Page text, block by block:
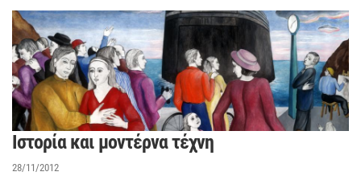
Ιστορία και μοντέρνα τέχνη
28/11/2012